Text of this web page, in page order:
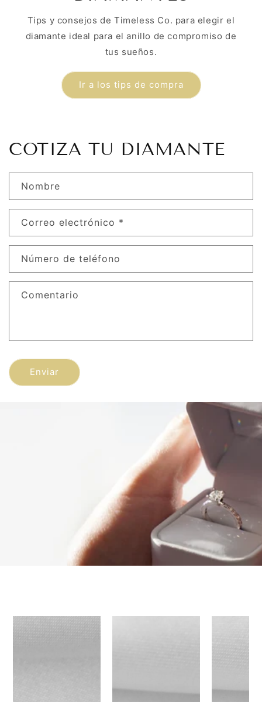
Tips y consejos de Timeless Co. para elegir el
diamante ideal para el anillo de compromiso de
tus sueños.
Ir a los tips de compra
COTIZA TU DIAMANTE
Nombre
Correo electrónico *
Número de teléfono
Comentario
Enviar